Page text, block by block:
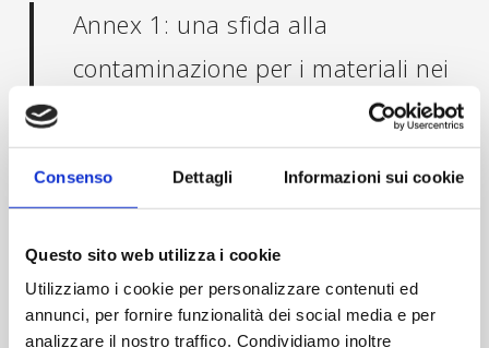
Consenso Dettagli Informazioni sui cookie
Questo sito web utilizza i cookie
Utilizziamo i cookie per personalizzare contenuti ed
annunci, per fornire funzionalità dei social media e per
analizzare il nostro traffico. Condividiamo inoltre
Annex 1: una sfida alla
contaminazione per i materiali nei
Leggi l’articolo